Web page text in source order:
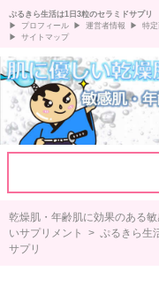
ぷるきら生活は1日3粒のセラミドサプリ
プロフィール
運営者情報 特
サイトマップ
乾燥肌・年齢肌に効果のある
いサプリメント
> ぷるきら生
サプリ